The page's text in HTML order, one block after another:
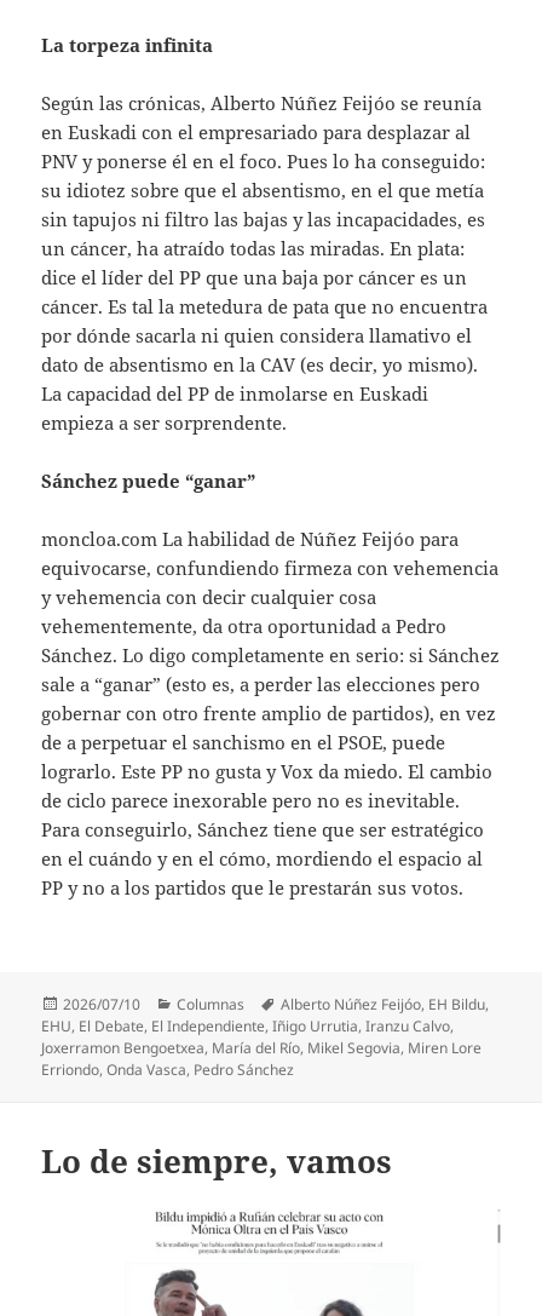
La torpeza infinita
Según las crónicas, Alberto Núñez Feijóo se reunía
en Euskadi con el empresariado para desplazar al
PNV y ponerse él en el foco. Pues lo ha conseguido:
su idiotez sobre que el absentismo, en el que metía
sin tapujos ni filtro las bajas y las incapacidades, es
un cáncer, ha atraído todas las miradas. En plata:
dice el líder del PP que una baja por cáncer es un
cáncer. Es tal la metedura de pata que no encuentra
por dónde sacarla ni quien considera llamativo el
dato de absentismo en la CAV (es decir, yo mismo).
La capacidad del PP de inmolarse en Euskadi
empieza a ser sorprendente.
Sánchez puede “ganar”
moncloa.com La habilidad de Núñez Feijóo para
equivocarse, confundiendo firmeza con vehemencia
y vehemencia con decir cualquier cosa
vehementemente, da otra oportunidad a Pedro
Sánchez. Lo digo completamente en serio: si Sánchez
sale a “ganar” (esto es, a perder las elecciones pero
gobernar con otro frente amplio de partidos), en vez
de a perpetuar el sanchismo en el PSOE, puede
lograrlo. Este PP no gusta y Vox da miedo. El cambio
de ciclo parece inexorable pero no es inevitable.
Para conseguirlo, Sánchez tiene que ser estratégico
en el cuándo y en el cómo, mordiendo el espacio al
PP y no a los partidos que le prestarán sus votos.
Publicado
el
2026/07/10 Categorías
Columnas Etiquetas
Alberto Núñez Feijóo, EH Bildu,
EHU, El Debate, El Independiente,Iñigo Urrutia,Iranzu Calvo,
Joxerramon Bengoetxea, María del Río, Mikel Segovia, Miren Lore
Erriondo,Onda Vasca, Pedro Sánchez
Lo de siempre, vamos